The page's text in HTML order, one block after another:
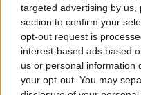
targeted advertising by
section to confirm your
opt-out request is
interest-based ads based
us or personal information
your opt-out. You may
Bennet, un giorno in attesa
Il ritorno dei talebani
​La lenta agonia del Libano
Sudafrica, è allarme
Usa di nuovo al centro
L’appuntamento di Israele
La farsa delle elezioni in